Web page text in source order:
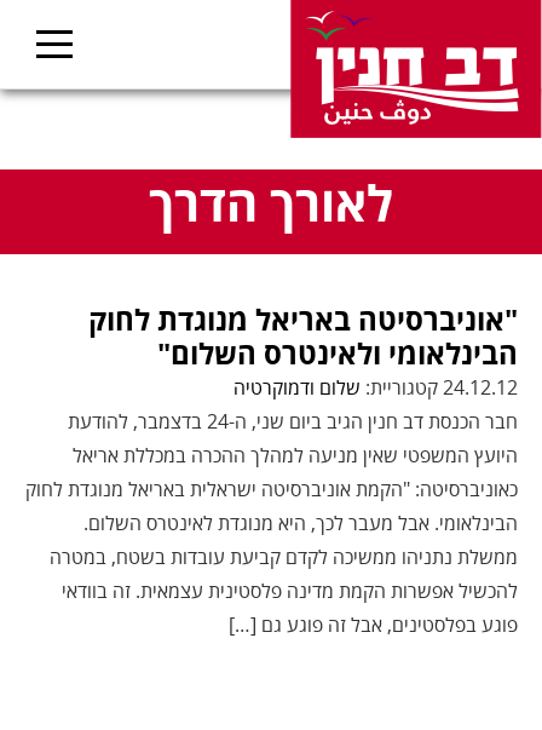
לאורך הדרך
"אוניברסיטה באריאל מנוגדת לחוק
הבינלאומי ולאינטרס השלום"
24.12.12 קטגוריית:
שלום ודמוקרטיה
חבר הכנסת דב חנין הגיב ביום שני, ה-24 בדצמבר, להודעת
היועץ המשפטי שאין מניעה למהלך ההכרה במכללת אריאל
כאוניברסיטה: "הקמת אוניברסיטה ישראלית באריאל מנוגדת לחוק
הבינלאומי. אבל מעבר לכך, היא מנוגדת לאינטרס השלום.
ממשלת נתניהו ממשיכה לקדם קביעת עובדות בשטח, במטרה
להכשיל אפשרות הקמת מדינה פלסטינית עצמאית. זה בוודאי
פוגע בפלסטינים, אבל זה פוגע גם […]